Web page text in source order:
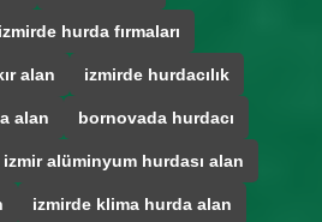
izmirde hurda fırmaları
alan izmirde hurdacılık
alan bornovada hurdacı
izmir alüminyum hurdası alan
izmirde klima hurda alan